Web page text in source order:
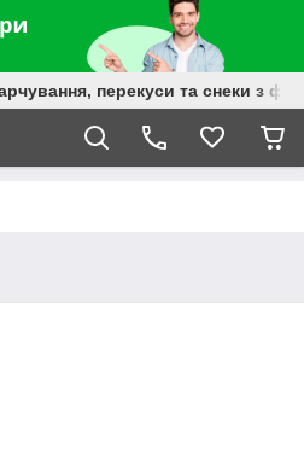
перекуси та снеки з